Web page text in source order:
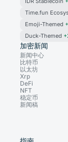
Time.fun
Emoji-Themed
Duck-Themed
加密新闻
新闻中心
比特币
以太坊
Xrp
DeFi
NFT
稳定币
新闻稿